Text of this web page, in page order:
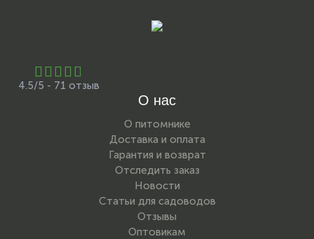
4.5/5 - 71 отзыв
О нас
О питомнике
Доставка и оплата
Гарантия и возврат
Отследить заказ
Новости
Статьи для садоводов
Отзывы
Оптовикам